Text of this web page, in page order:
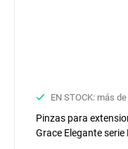
EN STOCK: más
Pinzas para
Grace Elegante